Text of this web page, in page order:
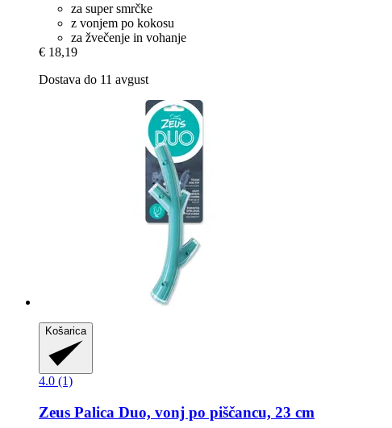
za super smrčke
z vonjem po kokosu
za žvečenje in vohanje
€ 18,19
Dostava do 11 avgust
Košarica
4.0 (1)
Zeus Palica Duo, vonj po piščancu, 23 cm